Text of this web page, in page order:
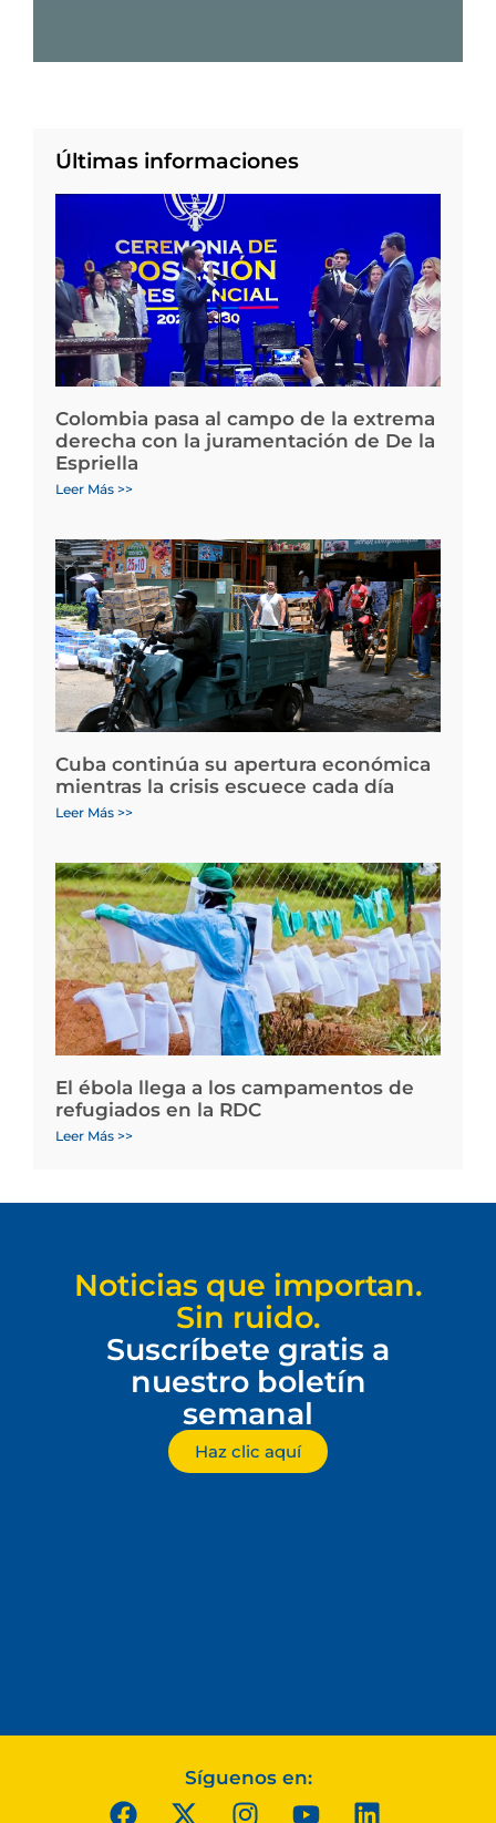
Últimas informaciones
Colombia pasa al campo de la extrema
derecha con la juramentación de De la
Espriella
Leer Más >>
Cuba continúa su apertura económica
mientras la crisis escuece cada día
Leer Más >>
El ébola llega a los campamentos de
refugiados en la RDC
Leer Más >>
Noticias que importan.
Sin ruido.
Suscríbete gratis a
nuestro boletín
semanal
Haz clic aquí
Síguenos en: